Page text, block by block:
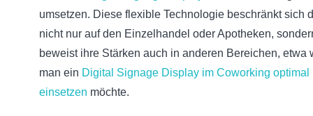
umsetzen. Diese flexible Technologie beschränkt sich
nicht nur auf den Einzelhandel oder Apotheken,
beweist ihre Stärken auch in anderen Bereichen, etwa
man ein Digital Signage Display im Coworking optimal
einsetzen möchte.